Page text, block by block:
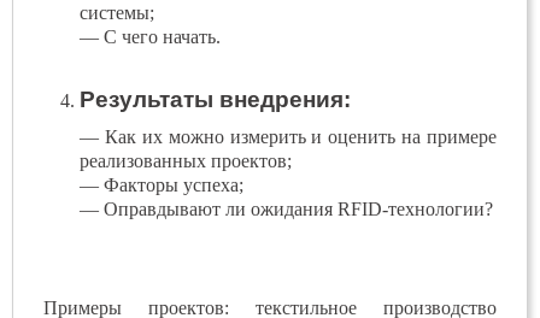
системы;
— С чего начать.
Результаты внедрения:
— Как их можно измерить и оценить на примере
реализованных проектов;
— Факторы успеха;
— Оправдывают ли ожидания RFID-технологии?
Примеры проектов: текстильное производство